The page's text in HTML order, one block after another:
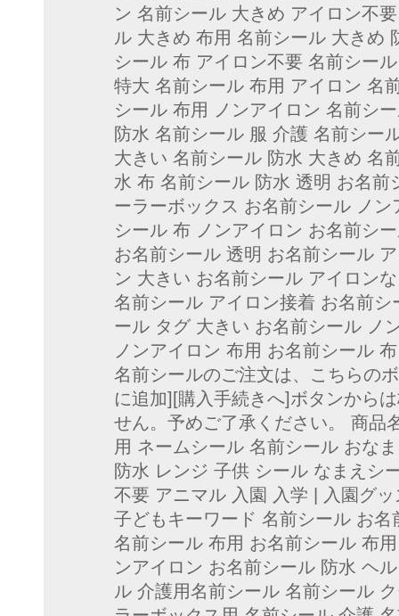
ン 名前シール 大きめ アイロン不
ル 大きめ 布用 名前シール 大きめ
シール 布 アイロン不要 名前シー
特大 名前シール 布用 アイロン 名
シール 布用 ノンアイロン 名前シ
防水 名前シール 服 介護 名前シー
大きい 名前シール 防水 大きめ 名
水 布 名前シール 防水 透明 お名
ーラーボックス お名前シール ノ
シール 布 ノンアイロン お名前シ
お名前シール 透明 お名前シール
ン 大きい お名前シール アイロン
名前シール アイロン接着 お名前
ール タグ 大きい お名前シール ノ
ノンアイロン 布用 お名前シール
名前シールのご注文は、こちら
に追加][購入手続きへ]ボタンから
せん。予めご了承ください。 商品
用 ネームシール 名前シール おな
防水 レンジ 子供 シール なまえシ
不要 アニマル 入園 入学 | 入園グ
子どもキーワード 名前シール お
名前シール 布用 お名前シール 布
ンアイロン お名前シール 防水 ヘ
ル 介護用名前シール 名前シール